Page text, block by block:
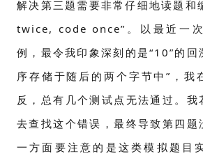
解决第三题需要非常仔细地读题和
twice, code once”。以最近一
例，最令我印象深刻的是“10”的回
序存储于随后的两个字节中”，我
反，总有几个测试点无法通过。我
去查找这个错误，最终导致第四题
一方面要注意的是这类模拟题目